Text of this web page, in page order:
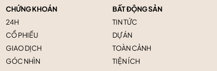
CHỨNG KHOÁN
24H
CỔ PHIẾU
GIAO DỊCH
GÓC NHÌN
BẤT ĐỘNG SẢN
TIN TỨC
DỰ ÁN
TOÀN CẢNH
TIỆN ÍCH